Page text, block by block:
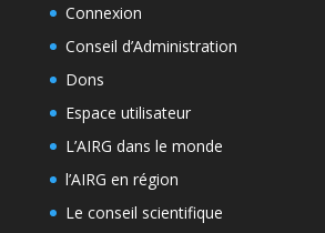
Connexion
Conseil d’Administration
Dons
Espace utilisateur
L’AIRG dans le monde
l’AIRG en région
Le conseil scientifique